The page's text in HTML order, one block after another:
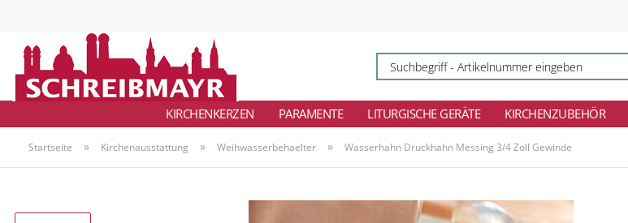
KIRCHENKERZEN PARAMENTE LITURGISCHE GERÄTE KIRCHENZUBEHÖR
Startseite » Kirchenausstattung » Weihwasserbehaelter » Wasserhahn Druckhahn Messing 3/4 Zoll Gewinde